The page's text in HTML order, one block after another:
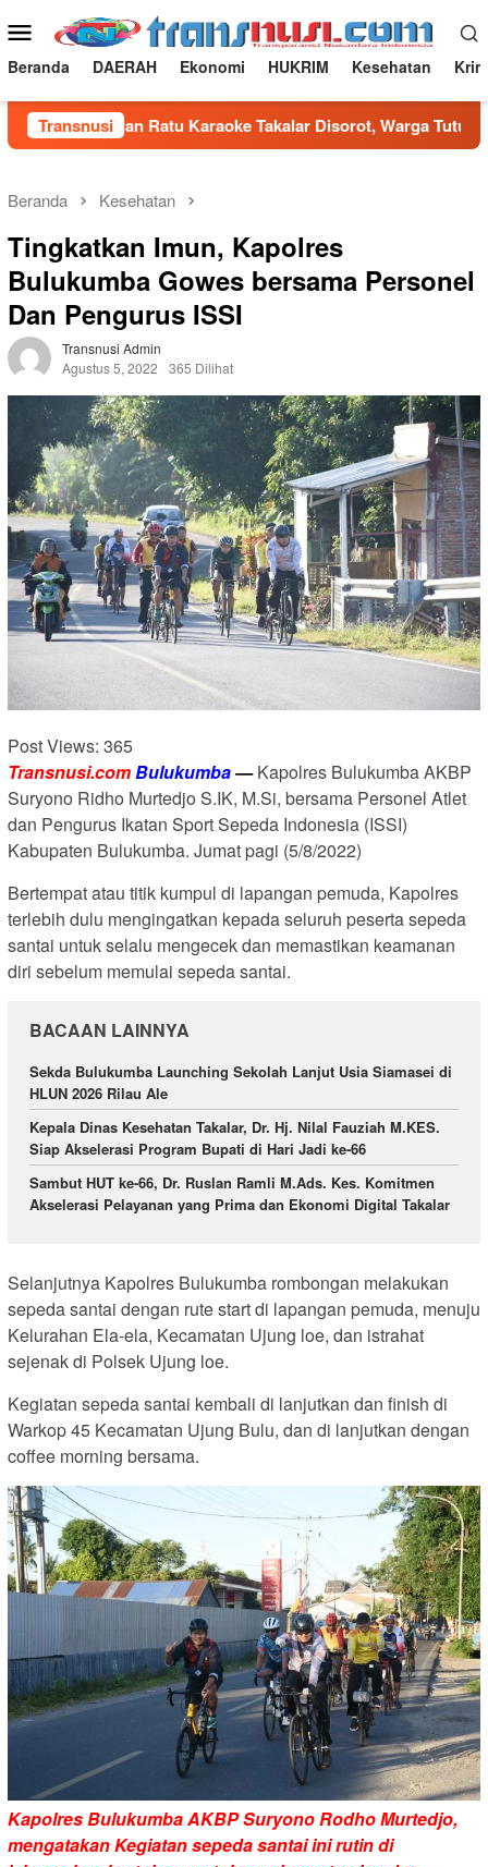
ke
konten
Menu
Mobile
Beranda DAERAH Ekonomi HUKRIM Kesehatan
Transnusi
Bum dan Ratu Karaoke Takalar Disorot, Warga Tutup Saja
Beranda Kesehatan
Tingkatkan Imun, Kapolres
Bulukumba Gowes bersama Personel
Dan Pengurus ISSI
Transnusi Admin
Agustus 5, 2022
365 Dilihat
Post Views: 365
Transnusi.comBulukumba—Kapolres Bulukumba AKBP
Suryono Ridho Murtedjo S.IK, M.Si, bersama Personel Atlet
dan Pengurus Ikatan Sport Sepeda Indonesia (ISSI)
Kabupaten Bulukumba. Jumat pagi (5/8/2022)
Bertempat atau titik kumpul di lapangan pemuda, Kapolres
terlebih dulu mengingatkan kepada seluruh peserta sepeda
santai untuk selalu mengecek dan memastikan keamanan
diri sebelum memulai sepeda santai.
BACAAN LAINNYA
Sekda Bulukumba Launching Sekolah Lanjut Usia Siamasei di
HLUN 2026 Rilau Ale
Kepala Dinas Kesehatan Takalar, Dr. Hj. Nilal Fauziah M.KES.
Siap Akselerasi Program Bupati di Hari Jadi ke-66
Sambut HUT ke-66, Dr. Ruslan Ramli M.Ads. Kes. Komitmen
Akselerasi Pelayanan yang Prima dan Ekonomi Digital Takalar
Selanjutnya Kapolres Bulukumba rombongan melakukan
sepeda santai dengan rute start di lapangan pemuda, menuju
Kelurahan Ela-ela, Kecamatan Ujung loe, dan istrahat
sejenak di Polsek Ujung loe.
Kegiatan sepeda santai kembali di lanjutkan dan finish di
Warkop 45 Kecamatan Ujung Bulu, dan di lanjutkan dengan
coffee morning bersama.
Kapolres Bulukumba AKBP Suryono Rodho Murtedjo,
mengatakan Kegiatan sepeda santai ini rutin di